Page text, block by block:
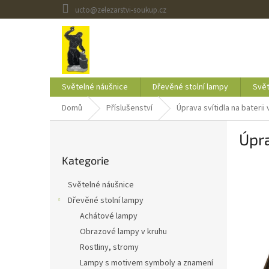
na
ucto@zelezarstvi-soukup.cz
Světelné náušnice Dřevěné stolní lampy
Domů
Příslušenství Úprava svítidla na baterii
kategorie
Kategorie
Světelné náušnice
Dřevěné stolní lampy
Achátové lampy
Obrazové lampy v kruhu
Rostliny, stromy
Lampy s motivem symboly a znamení